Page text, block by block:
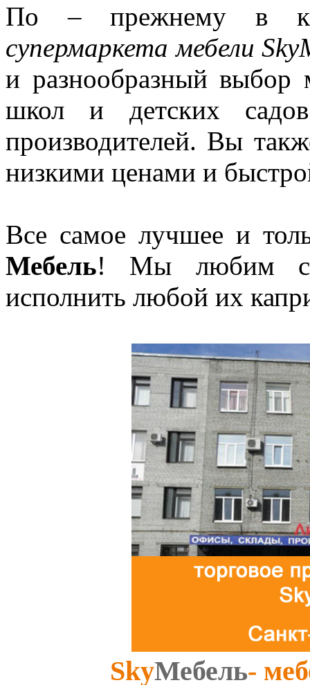
По – прежнему в
супермаркета мебели
и разнообразный выбор
школ и детских
производителей. Вы
низкими ценами и
Все самое лучшее и
Мебель! Мы любим
исполнить любой их
SkyМебель-